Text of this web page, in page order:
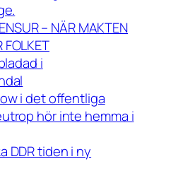
– NÄR MAKTEN
FOLKET
i
i det offentliga
hör inte hemma i
DDR tiden i ny